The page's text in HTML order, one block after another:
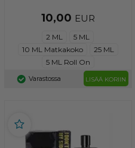
10,00 EUR
2 ML
5 ML
10 ML Matkakoko
25 ML
5 ML Roll On
Varastossa LISÄÄ KORIIN